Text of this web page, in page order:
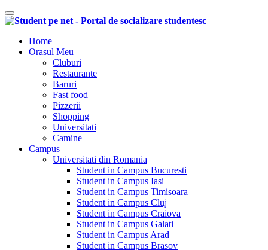
Comutare navigare
Home
Orasul Meu
Cluburi
Restaurante
Baruri
Fast food
Pizzerii
Shopping
Universitati
Camine
Campus
Universitati din Romania
Student in Campus Bucuresti
Student in Campus Iasi
Student in Campus Timisoara
Student in Campus Cluj
Student in Campus Craiova
Student in Campus Galati
Student in Campus Arad
Student in Campus Brasov